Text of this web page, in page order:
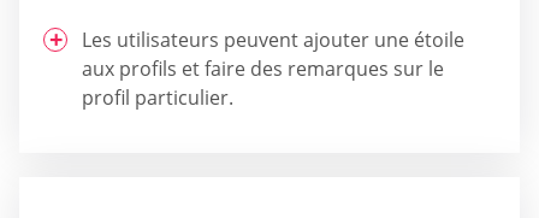
Les utilisateurs peuvent ajouter une étoile
aux profils et faire des remarques sur le
profil particulier.